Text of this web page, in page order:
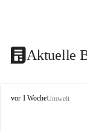
Aktuelle
V
vor 1 WocheUmwelt